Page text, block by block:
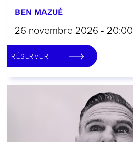
BEN MAZUÉ
26 novembre 2026 - 20:00
RÉSERVER